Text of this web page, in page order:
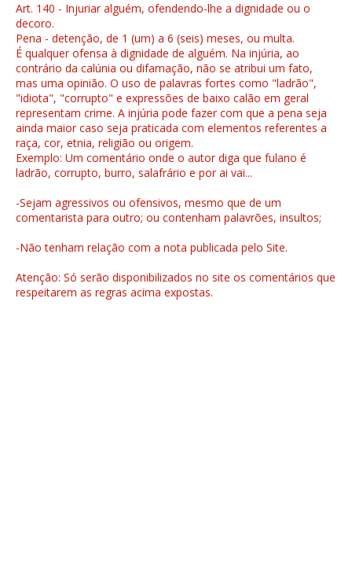
Art. 140 - Injuriar alguém, ofendendo-lhe a dignidade ou o
decoro.
Pena - detenção, de 1 (um) a 6 (seis) meses, ou multa.
É qualquer ofensa à dignidade de alguém. Na injúria, ao
contrário da calúnia ou difamação, não se atribui um fato,
mas uma opinião. O uso de palavras fortes como "ladrão",
"idiota", "corrupto" e expressões de baixo calão em geral
representam crime. A injúria pode fazer com que a pena seja
ainda maior caso seja praticada com elementos referentes a
raça, cor, etnia, religião ou origem.
Exemplo: Um comentário onde o autor diga que fulano é
ladrão, corrupto, burro, salafrário e por ai vai...
-Sejam agressivos ou ofensivos, mesmo que de um
comentarista para outro; ou contenham palavrões, insultos;
-Não tenham relação com a nota publicada pelo Site.
Atenção: Só serão disponibilizados no site os comentários que
respeitarem as regras acima expostas.